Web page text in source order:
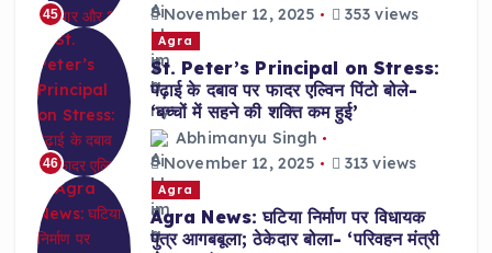
45
November 12, 2025
353 views
46
Agra
St. Peter’s Principal on Stress:
पढ़ाई के दबाव पर फादर एल्विन पिंटो बोले-
‘बच्चों में सहने की शक्ति कम हुई’
Abhimanyu Singh
November 12, 2025
313 views
Agra
Agra News: घटिया निर्माण पर विधायक
पुत्र आगबबूला; ठेकेदार बोला- ‘परिवहन मंत्री